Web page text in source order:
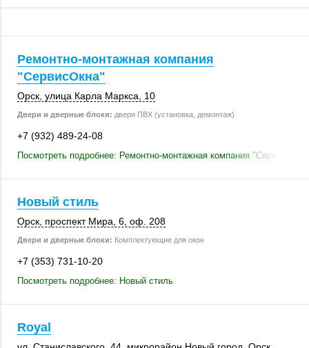
Ремонтно-монтажная компания
"СервисОкна"
Орск , улица Карла Маркса, 10
Двери и дверные блоки: двери ПВХ (установка, демонтаж)
+7 (932) 489-24-08
Посмотреть подробнее: Ремонтно-монтажная компания
Новый стиль
Орск проспект Мира, 6 оф. 208
Двери и дверные блоки: Комплектующие для окон
+7 (353) 731-10-20
Посмотреть подробнее: Новый стиль
Royal